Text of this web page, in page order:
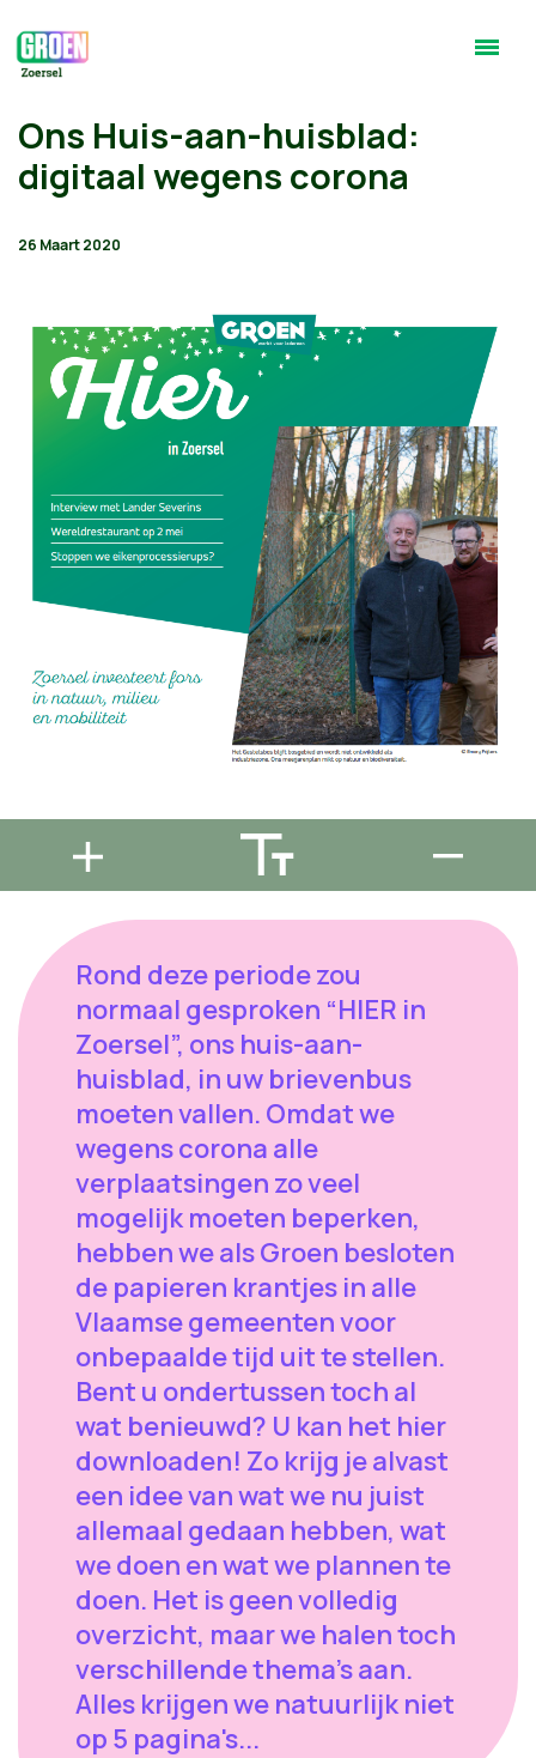
Ons Huis-aan-huisblad:
digitaal wegens corona
26 Maart 2020
Rond deze periode zou
normaal gesproken “HIER in
Zoersel”, ons huis-aan-
huisblad, in uw brievenbus
moeten vallen. Omdat we
wegens corona alle
verplaatsingen zo veel
mogelijk moeten beperken,
hebben we als Groen besloten
de papieren krantjes in alle
Vlaamse gemeenten voor
onbepaalde tijd uit te stellen.
Bent u ondertussen toch al
wat benieuwd? U kan het hier
downloaden! Zo krijg je alvast
een idee van wat we nu juist
allemaal gedaan hebben, wat
we doen en wat we plannen te
doen. Het is geen volledig
overzicht, maar we halen toch
verschillende thema's aan.
Alles krijgen we natuurlijk niet
op 5 pagina's...